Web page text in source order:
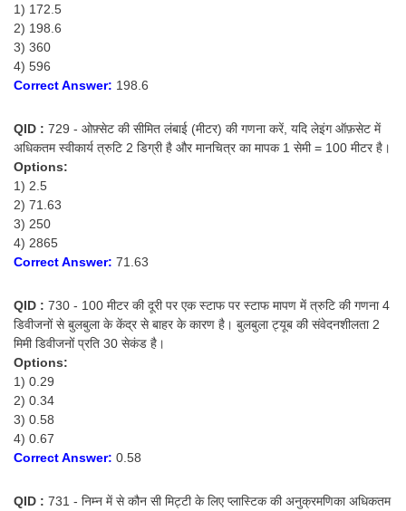
1) 172.5
2) 198.6
3) 360
4) 596
Correct Answer: 198.6
QID : 729 - ओफ़्सेट की सीमित लंबाई (मीटर) की गणना करें, यदि लेइंग ऑफ़सेट में
अधिकतम स्वीकार्य त्रुटि 2 डिग्री है और मानचित्र का मापक 1 सेमी = 100 मीटर है।
Options:
1) 2.5
2) 71.63
3) 250
4) 2865
Correct Answer: 71.63
QID : 730 - 100 मीटर की दूरी पर एक स्टाफ पर स्टाफ मापण में त्रुटि की गणना 4
डिवीजनों से बुलबुला के केंद्र से बाहर के कारण है। बुलबुला ट्यूब की संवेदनशीलता 2
मिमी डिवीजनों प्रति 30 सेकंड है।
Options:
1) 0.29
2) 0.34
3) 0.58
4) 0.67
Correct Answer: 0.58
QID : 731 - निम्न में से कौन सी मिट्टी के लिए प्लास्टिक की अनुक्रमणिका अधिकतम